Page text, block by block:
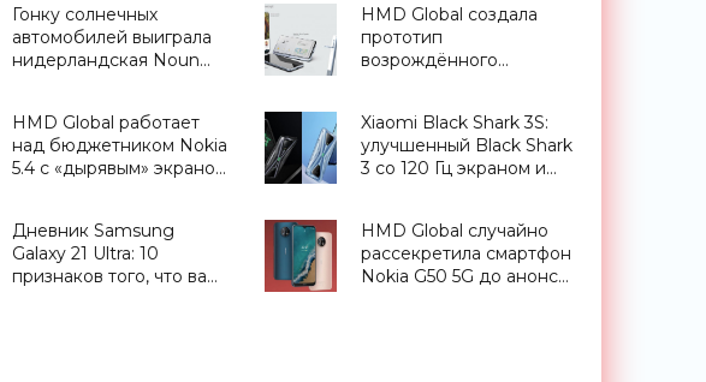
Гонку солнечных
автомобилей выиграла
нидерландская Noun
1500 км - «Новости
Электроники»
HMD Global создала
прототип
возрождённого
динамиком и двойной
фронтальной камерой -
«Смартфоны»
HMD Global работает
над бюджетником Nokia
5.4 с «дырявым» экраном
расцветками -
«Смартфоны»
Xiaomi Black Shark 3S:
улучшенный Black Shark
3 со 120 Гц экраном и
Дневник Samsung
Galaxy 21 Ultra: 10
признаков того, что вам
HMD Global случайно
рассекретила смартфон
Nokia G50 5G до анонса